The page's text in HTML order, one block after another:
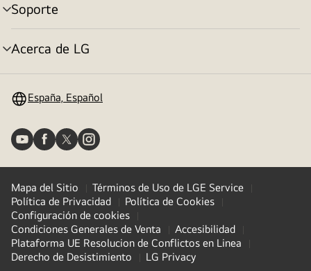
Soporte
Alternar
menú
Acerca de LG
Alternar
España, Español
Mapa del Sitio
Términos de Uso de LGE Service
Política de Privacidad
Política de Cookies
Configuración de cookies
Condiciones Generales de Venta
Accesibilidad
Plataforma UE Resolucion de Conflictos en Linea
Derecho de Desistimiento
LG Privacy